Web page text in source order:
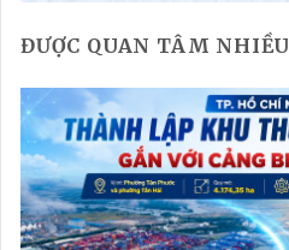
ĐƯỢC QUAN TÂM NHIỀU